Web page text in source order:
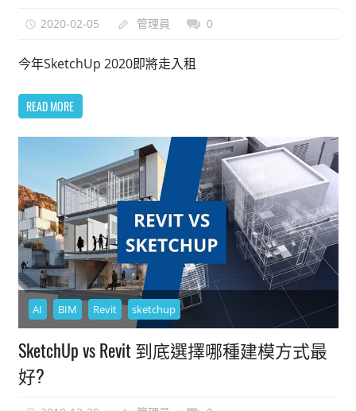
2020-02-05 管理員 0
今年SketchUp 2020即將走入租
READ MORE
AI BIM Revit sketchup
SketchUp vs Revit 到底選擇哪種建模方式最
好?